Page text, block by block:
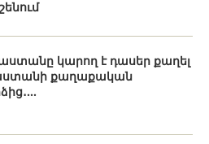
կարող է դասեր քաղել
քաղաքական